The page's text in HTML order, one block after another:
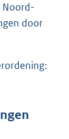
Noord-
door